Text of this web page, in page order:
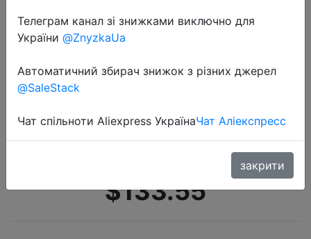
2020-10-13
3500X 3,6 ГГц, шесть ядер, шесть
потоков, процессор 7NM 65 Вт L3
= 32 м 100 000000158 сокет AM4,
но без вентилятора
$133.55
Телеграм канал зі знижками виключно для
України @ZnyzkaUa
Автоматичний збирач знижок з різних джерел
@SaleStack
Чат спільноти Aliexpress УкраїнаЧат Аліекспресс
закрити